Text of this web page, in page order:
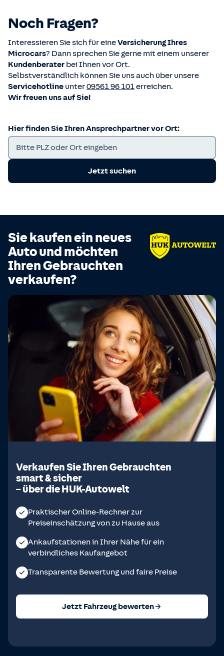
Noch Fragen?
Interessieren Sie sich für eineVersicherung Ihres
Microcars? Dann sprechen Sie gerne mit einem unserer
Kundenberater bei Ihnen vor Ort.
Selbstverständlich können Sie uns auch über unsere
Servicehotline unter09561 96 101erreichen.
Wir freuen uns auf Sie!
Hier finden Sie Ihren Ansprechpartner vor Ort:
Jetzt suchen
Sie kaufen ein neues
Auto und möchten
Ihren Gebrauchten
verkaufen?
Verkaufen Sie Ihren Gebrauchten
smart & sicher
– über die HUK-Autowelt
Praktischer Online-Rechner zur
Preiseinschätzung von zu Hause aus
Ankaufstationen in Ihrer Nähe für ein
verbindliches Kaufangebot
Transparente Bewertung und faire Preise
Jetzt Fahrzeug bewerten